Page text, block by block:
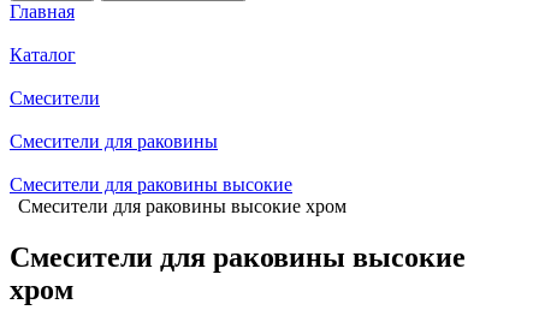
Главная
Каталог
Смесители
Смесители для раковины
Смесители для раковины высокие
Смесители для раковины высокие хром
Смесители для раковины высокие
хром